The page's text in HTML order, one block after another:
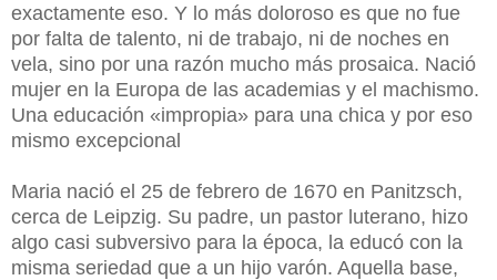
exactamente eso. Y lo más doloroso es que no fue
por falta de talento, ni de trabajo, ni de noches en
vela, sino por una razón mucho más prosaica. Nació
mujer en la Europa de las academias y el machismo.
Una educación «impropia» para una chica y por eso
mismo excepcional
Maria nació el 25 de febrero de 1670 en Panitzsch,
cerca de Leipzig. Su padre, un pastor luterano, hizo
algo casi subversivo para la época, la educó con la
misma seriedad que a un hijo varón. Aquella base,